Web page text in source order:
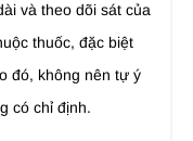
và theo dõi sát của
thuốc, đặc biệt
đó, không nên tự ý
có chỉ định.